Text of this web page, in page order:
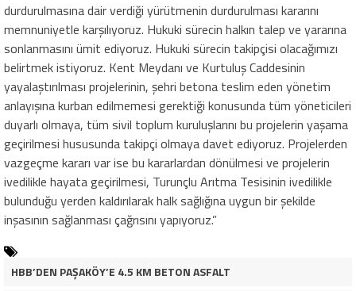
durdurulmasına dair verdiği yürütmenin durdurulması kararını
memnuniyetle karşılıyoruz. Hukuki sürecin halkın talep ve yararına
sonlanmasını ümit ediyoruz. Hukuki sürecin takipçisi olacağımızı
belirtmek istiyoruz. Kent Meydanı ve Kurtuluş Caddesinin
yayalaştırılması projelerinin, şehri betona teslim eden yönetim
anlayışına kurban edilmemesi gerektiği konusunda tüm yöneticileri
duyarlı olmaya, tüm sivil toplum kuruluşlarını bu projelerin yaşama
geçirilmesi hususunda takipçi olmaya davet ediyoruz. Projelerden
vazgeçme kararı var ise bu kararlardan dönülmesi ve projelerin
ivedilikle hayata geçirilmesi, Turunçlu Arıtma Tesisinin ivedilikle
bulunduğu yerden kaldırılarak halk sağlığına uygun bir şekilde
inşasının sağlanması çağrısını yapıyoruz.”
HBB’DEN PAŞAKÖY’E 4.5 KM BETON ASFALT